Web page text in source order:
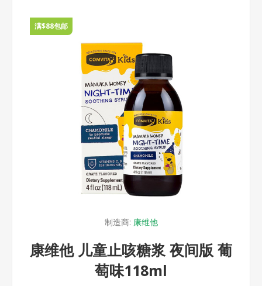
满$88包邮
制造商: 康维他
康维他 儿童止咳糖浆 夜间版 葡
萄味118ml